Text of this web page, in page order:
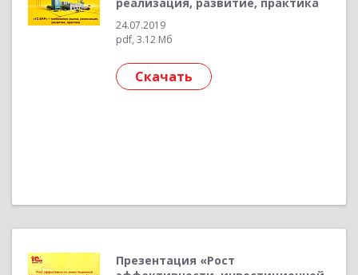
24.07.2019
pdf, 3.12 Мб
Скачать
Презентация «Рост